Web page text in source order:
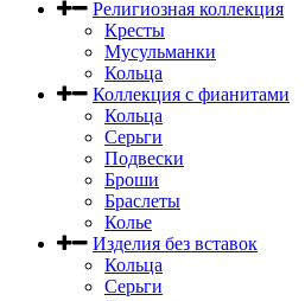
Религиозная коллекция
Кресты
Мусульманки
Кольца
Коллекция с фианитами
Кольца
Серьги
Подвески
Броши
Браслеты
Колье
Изделия без вставок
Кольца
Серьги